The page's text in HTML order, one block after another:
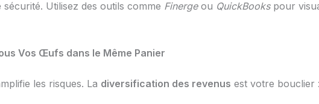
sécurité. Utilisez des outils comme Finergeou QuickBookspour
Vos Œufs dans le Même Panier
les risques. La diversification des revenus est votre bouclier :